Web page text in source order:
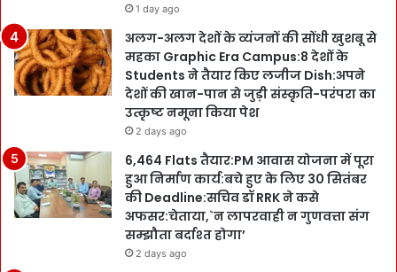
1 day ago
अलग-अलग देशों के व्यंजनों की सोंधी खुशबू से
महका Graphic Era Campus:8 देशों के
Students ने तैयार किए लजीज Dish:अपने
देशों की खान-पान से जुड़ी संस्कृति-परंपरा का
उत्कृष्ट नमूना किया पेश
2 days ago
6,464 Flats तैयार:PM आवास योजना में पूरा
हुआ निर्माण कार्य:बचे हुए के लिए 30 सितंबर
की Deadline:सचिव डॉ RRK ने कसे
अफसर:चेताया,`न लापरवाही न गुणवत्ता संग
सम्झौता बर्दाश्त होगा’
2 days ago